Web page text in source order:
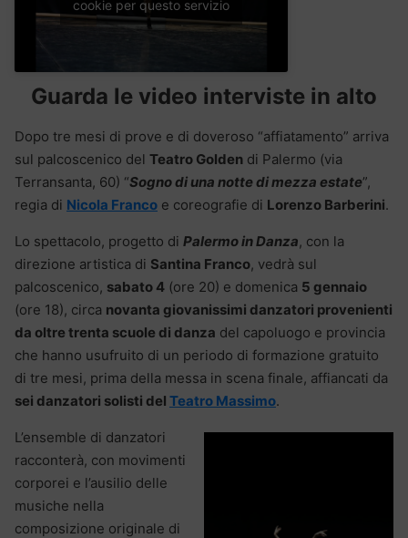
cookie per questo servizio
Guarda le video interviste in alto
Dopo tre mesi di prove e di doveroso “affiatamento” arriva
sul palcoscenico del Teatro Golden di Palermo (via
Terransanta, 60) “Sogno di una notte di mezza estate”,
regia di Nicola Franco e coreografie di Lorenzo Barberini.
Lo spettacolo, progetto di Palermo in Danza, con la
direzione artistica di Santina Franco, vedrà sul
palcoscenico, sabato 4 (ore 20) e domenica 5 gennaio
(ore 18), circa novanta giovanissimi danzatori provenienti
da oltre trenta scuole di danza del capoluogo e provincia
che hanno usufruito di un periodo di formazione gratuito
di tre mesi, prima della messa in scena finale, affiancati da
sei danzatori solisti del Teatro Massimo.
L’ensemble di danzatori
racconterà, con movimenti
corporei e l’ausilio delle
musiche nella
composizione originale di